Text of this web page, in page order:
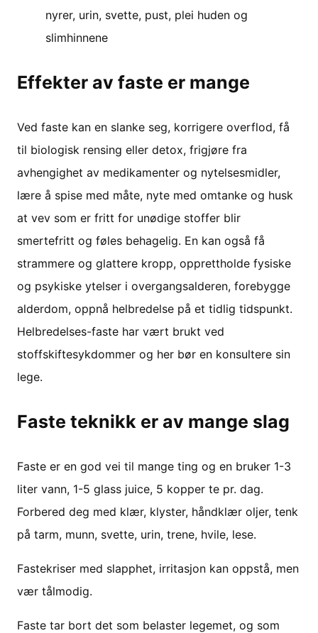
nyrer, urin, svette, pust, plei huden og
slimhinnene
Effekter av faste er mange
Ved faste kan en slanke seg, korrigere overflod, få
til biologisk rensing eller detox, frigjøre fra
avhengighet av medikamenter og nytelsesmidler,
lære å spise med måte, nyte med omtanke og husk
at vev som er fritt for unødige stoffer blir
smertefritt og føles behagelig. En kan også få
strammere og glattere kropp, opprettholde fysiske
og psykiske ytelser i overgangsalderen, forebygge
alderdom, oppnå helbredelse på et tidlig tidspunkt.
Helbredelses-faste har vært brukt ved
stoffskiftesykdommer og her bør en konsultere sin
lege.
Faste teknikk er av mange slag
Faste er en god vei til mange ting og en bruker 1-3
liter vann, 1-5 glass juice, 5 kopper te pr. dag.
Forbered deg med klær, klyster, håndklær oljer, tenk
på tarm, munn, svette, urin, trene, hvile, lese.
Fastekriser med slapphet, irritasjon kan oppstå, men
vær tålmodig.
Faste tar bort det som belaster legemet, og som